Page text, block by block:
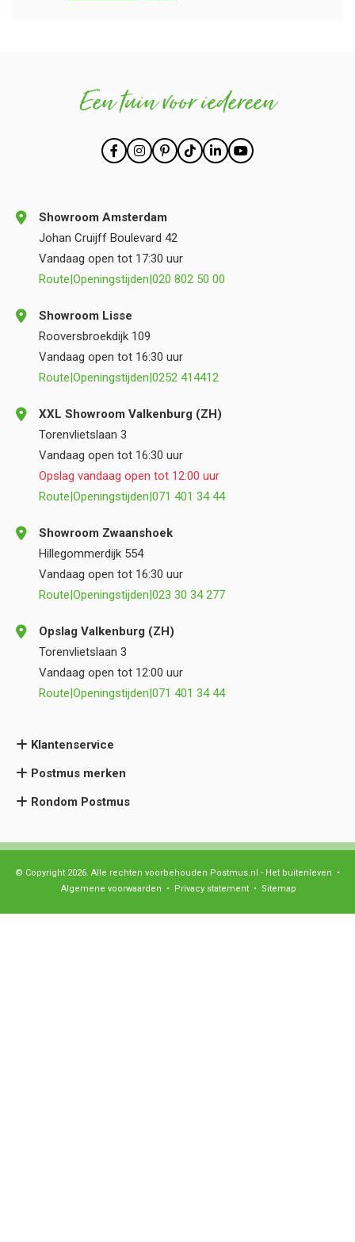
Een tuin voor iedereen
Klantenservice
Postmus merken
Rondom Postmus
Showroom Amsterdam
Johan Cruijff Boulevard 42
Vandaag open tot 17:30 uur
Route|Openingstijden|020 802 50 00
Showroom Lisse
Rooversbroekdijk 109
Vandaag open tot 16:30 uur
Route|Openingstijden|0252 414412
XXL Showroom Valkenburg (ZH)
Torenvlietslaan 3
Vandaag open tot 16:30 uur
Opslag vandaag open tot 12:00 uur
Route|Openingstijden|071 401 34 44
Showroom Zwaanshoek
Hillegommerdijk 554
Vandaag open tot 16:30 uur
Route|Openingstijden|023 30 34 277
Opslag Valkenburg (ZH)
Torenvlietslaan 3
Vandaag open tot 12:00 uur
Route|Openingstijden|071 401 34 44
© Copyright 2026. Alle rechten voorbehouden Postmus.nl - Het buitenleven •
Algemene voorwaarden • Privacy statement • Sitemap